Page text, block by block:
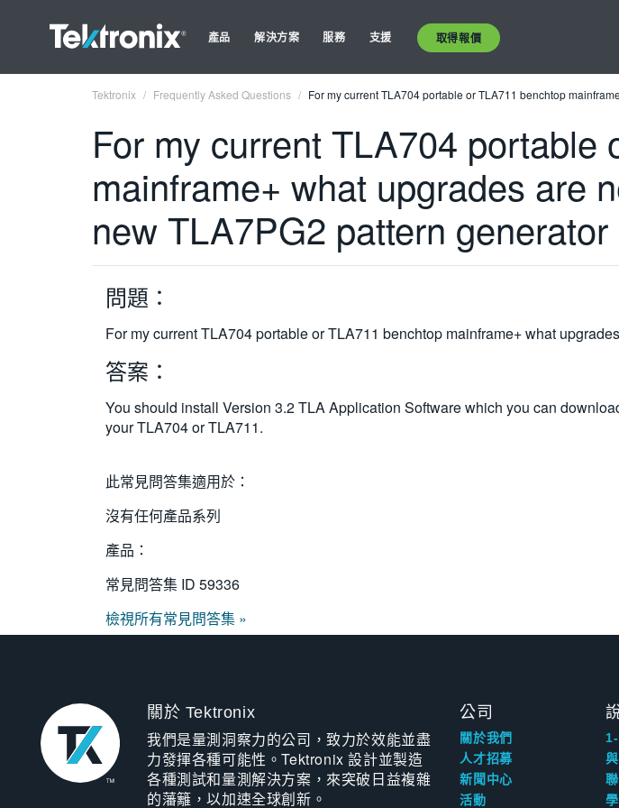
產品 解決方案 服務 支援 取得報價
Tektronix Frequently Asked Questions For my current TLA704 portable or TLA711 benchtop
For my current TLA704 portable
mainframe+ what upgrades are
new TLA7PG2 pattern
問題：
For my current TLA704 portable or TLA711 benchtop mainframe+ what
答案：
You should install Version 3.2 TLA Application Software which you can
your TLA704 or TLA711.
此常見問答集適用於：
沒有任何產品系列
產品：
常見問答集 ID 59336
檢視所有常見問答集 »
關於 Tektronix
我們是量測洞察力的公司，致力於效能並盡
力發揮各種可能性。Tektronix 設計並製造
各種測試和量測解決方案，來突破日益複雜
的藩籬，以加速全球創新。
公司
關於我們
人才招募
新聞中心
活動